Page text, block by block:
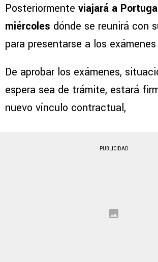
Posteriormente viajará a
miércoles dónde se reunirá con
para presentarse a los
De aprobar los exámenes,
espera sea de trámite, estará
nuevo vínculo contractual,
PUBLICIDAD